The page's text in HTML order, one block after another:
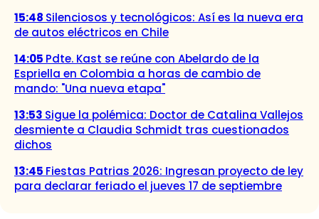
15:48 Silenciosos y tecnológicos: Así es la nueva era
de autos eléctricos en Chile
14:05 Pdte. Kast se reúne con Abelardo de la
Espriella en Colombia a horas de cambio de
mando: "Una nueva etapa"
13:53 Sigue la polémica: Doctor de Catalina Vallejos
desmiente a Claudia Schmidt tras cuestionados
dichos
13:45 Fiestas Patrias 2026: Ingresan proyecto de ley
para declarar feriado el jueves 17 de septiembre